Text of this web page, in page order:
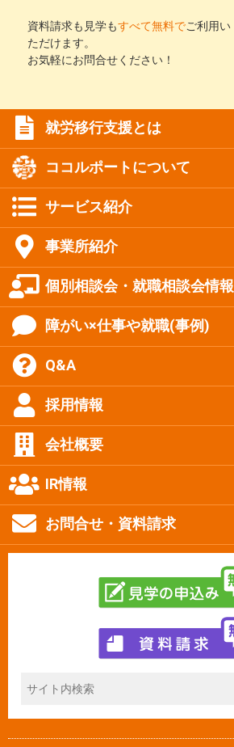
資料請求も見学もすべて無料でご利用い
ただけます。
お気軽にお問合せください！
就労移行支援とは
ココルポートについて
サービス紹介
事業所紹介
個別相談会・就職相談会情報
障がい×仕事や就職(事例)
Q&A
採用情報
会社概要
IR情報
お問合せ・資料請求